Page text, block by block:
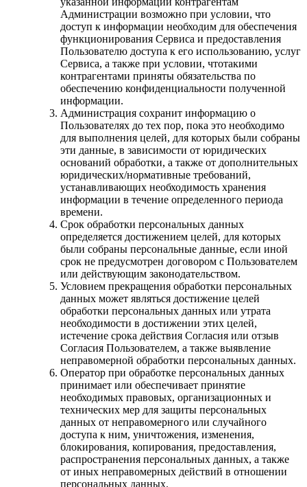
Администрации возможно при условии, что
доступ к информации необходим для обеспечения
функционирования Сервиса и предоставления
Пользователю доступа к его использованию, услуг
Сервиса, а также при условии, чтотакими
контрагентами приняты обязательства по
обеспечению конфиденциальности полученной
информации.
Администрация сохранит информацию о
Пользователях до тех пор, пока это необходимо
для выполнения целей, для которых были собраны
эти данные, в зависимости от юридических
оснований обработки, а также от дополнительных
юридических/нормативные требований,
устанавливающих необходимость хранения
информации в течение определенного периода
времени.
Срок обработки персональных данных
определяется достижением целей, для которых
были собраны персональные данные, если иной
срок не предусмотрен договором с Пользователем
или действующим законодательством.
Условием прекращения обработки персональных
данных может являться достижение целей
обработки персональных данных или утрата
необходимости в достижении этих целей,
истечение срока действия Согласия или отзыв
Согласия Пользователем, а также выявление
неправомерной обработки персональных данных.
Оператор при обработке персональных данных
принимает или обеспечивает принятие
необходимых правовых, организационных и
технических мер для защиты персональных
данных от неправомерного или случайного
доступа к ним, уничтожения, изменения,
блокирования, копирования, предоставления,
распространения персональных данных, а также
от иных неправомерных действий в отношении
персональных данных.